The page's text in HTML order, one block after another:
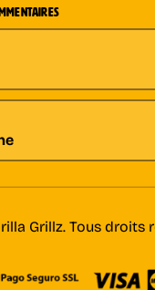
Grillz. Tous droits